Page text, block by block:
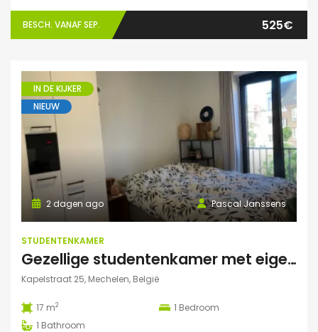
BESCH. VANAF SEP. 525€
IN DE KIJKER
NIEUW
Pascal Janssens
2 dagen ago
STUDENTENKAMER
Gezellige studentenkamer met eigen badkamer in Mechelen
Kapelstraat 25, Mechelen, België
17 m2 1 Bedroom
1 Bathroom